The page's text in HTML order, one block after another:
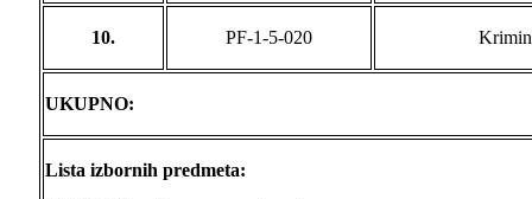
10. PF-1-5-020
UKUPNO:
Lista izbornih predmeta: